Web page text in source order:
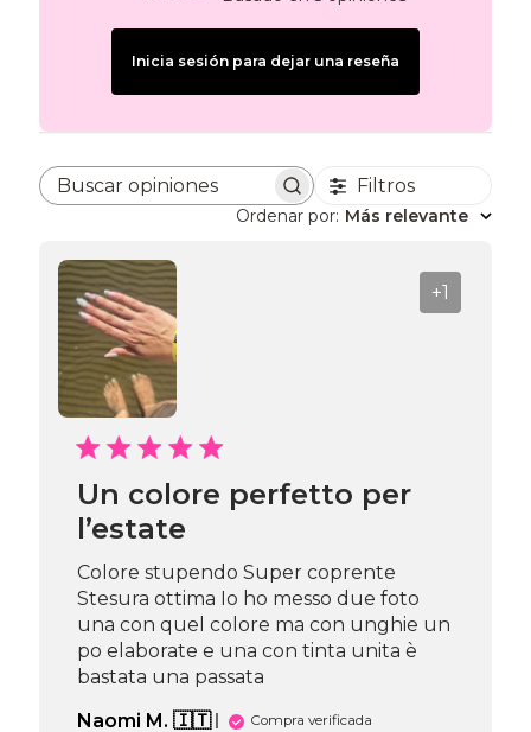
Inicia sesión para dejar una reseña
Buscar opiniones Filtros
Ordenar por: Más relevante
+1
Un colore perfetto per
l’estate
Colore stupendo Super coprente
Stesura ottima Io ho messo due foto
una con quel colore ma con unghie un
po elaborate e una con tinta unita è
bastata una passata
Naomi M. 🇮🇹
Compra verificada